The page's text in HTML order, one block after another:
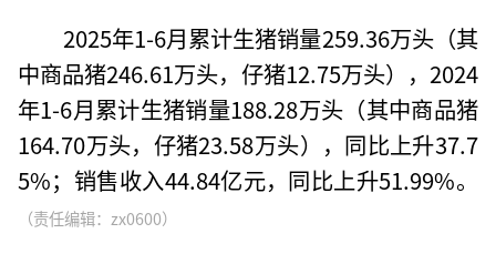
2025年1-6月累计生猪销量259.36万头（其
中商品猪246.61万头，仔猪12.75万头），2024
年1-6月累计生猪销量188.28万头（其中商品猪
164.70万头，仔猪23.58万头），同比上升37.7
5%；销售收入44.84亿元，同比上升51.99%。
（责任编辑：zx0600）